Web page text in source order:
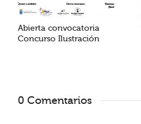
Abierta convocatoria
Concurso Ilustración
0 Comentarios